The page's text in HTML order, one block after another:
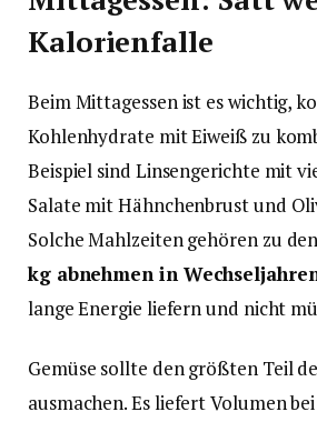
Kalorienfalle
Beim Mittagessen ist es wichtig,
Kohlenhydrate mit Eiweiß zu
Beispiel sind Linsengerichte mit
Salate mit Hähnchenbrust und
Solche Mahlzeiten gehören zu
kg abnehmen in
lange Energie liefern und nicht
Gemüse sollte den größten Teil
ausmachen. Es liefert Volumen